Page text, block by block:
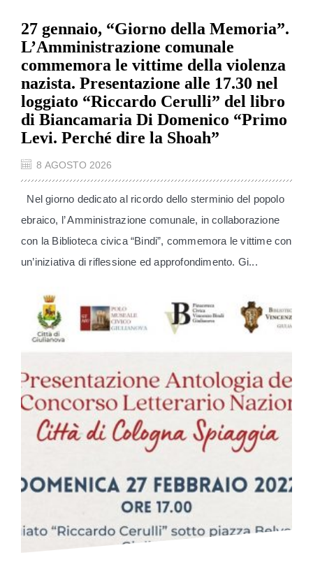
27 gennaio, “Giorno della Memoria”.
L’Amministrazione comunale
commemora le vittime della violenza
nazista. Presentazione alle 17.30 nel
loggiato “Riccardo Cerulli” del libro
di Biancamaria Di Domenico “Primo
Levi. Perché dire la Shoah”
8 AGOSTO 2026
Nel giorno dedicato al ricordo dello sterminio del popolo
ebraico, l’ Amministrazione comunale, in collaborazione
con la Biblioteca civica “Bindi”, commemora le vittime con
un’iniziativa di riflessione ed approfondimento. Gi...